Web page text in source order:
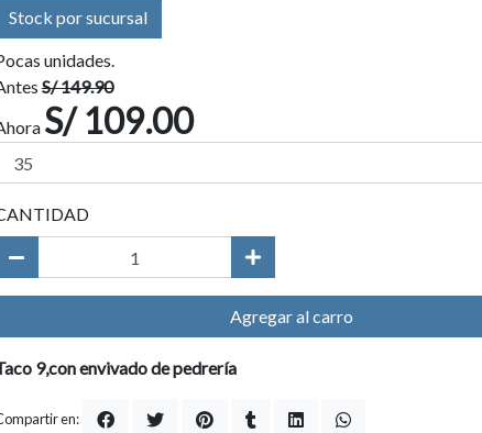
Stock por sucursal
unidades.
S/ 149.90
S/ 109.00
Agregar al carro
9,con envivado de pedrería
en: